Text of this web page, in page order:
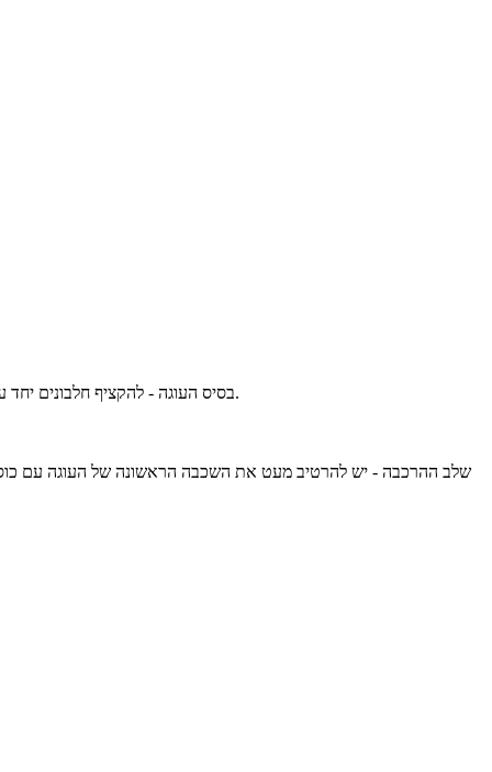
בסיס העוגה - להקציף חלבונים יחד עם סוכר ומלח עד קבלת קצף תפוח. להוסיף חלמונים באיטיות, להוסיף שמן, מיץ תפוזים וגרידת לימון על מהירות נמוכה. להוסיף קמח עד הבלעה.